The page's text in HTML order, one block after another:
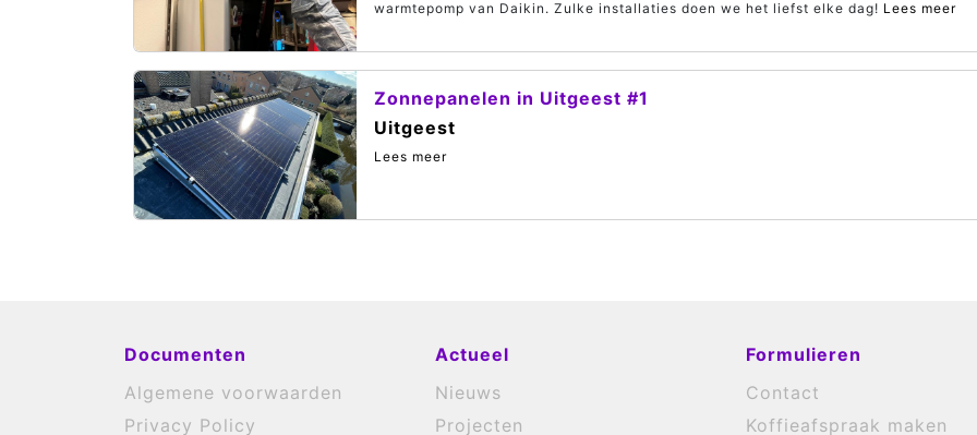
warmtepomp van Daikin. Zulke installaties doen we het liefst elke dag! Lees meer
Zonnepanelen in Uitgeest #1
Uitgeest
Lees meer
Documenten
Algemene voorwaarden
Privacy Policy
Actueel
Nieuws
Projecten
Formulieren
Contact
Koffieafspraak maken